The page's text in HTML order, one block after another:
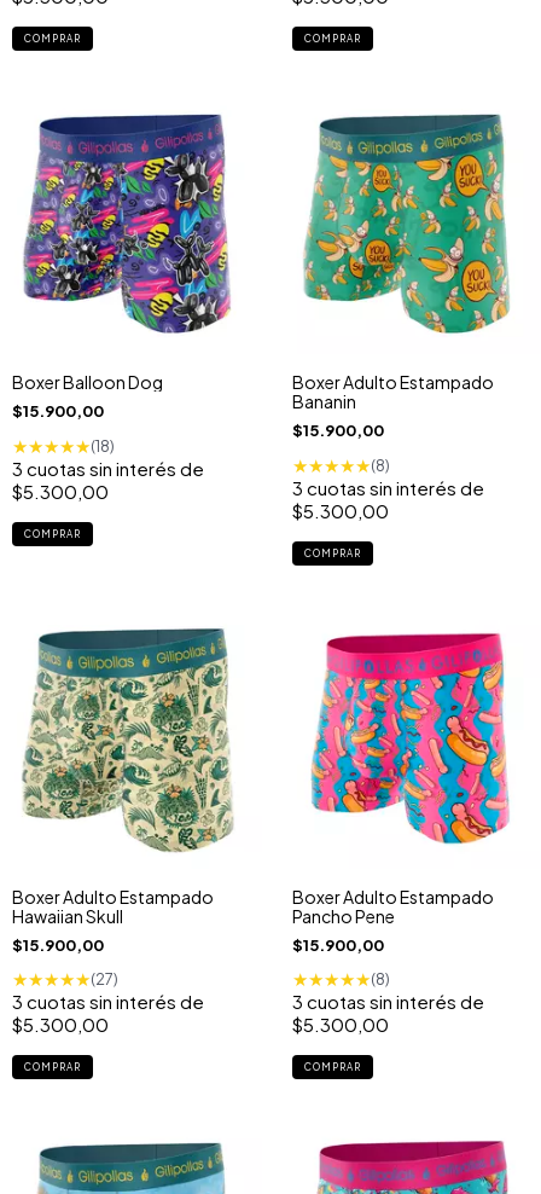
COMPRAR COMPRAR
Boxer Balloon Dog
$15.900,00
★★★★★(18)
3 cuotas sin interés de
$5.300,00
COMPRAR
Boxer Adulto Estampado
Bananin
$15.900,00
★★★★★(8)
3 cuotas sin interés de
$5.300,00
COMPRAR
Boxer Adulto Estampado
Hawaiian Skull
$15.900,00
★★★★★(27)
3 cuotas sin interés de
$5.300,00
COMPRAR
Boxer Adulto Estampado
Pancho Pene
$15.900,00
★★★★★(8)
3 cuotas sin interés de
$5.300,00
COMPRAR